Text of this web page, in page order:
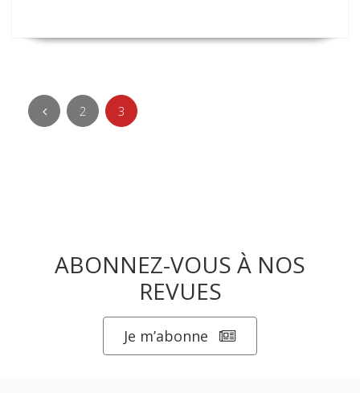
2 3
ABONNEZ-VOUS À NOS
REVUES
Je m’abonne